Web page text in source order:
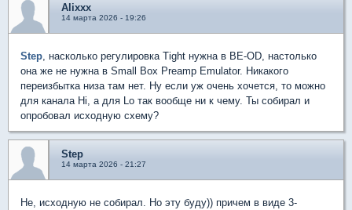
Alixxx
14 марта 2026 - 19:26
Step , насколько регулировка Tight нужна в BE-OD, настолько
она же не нужна в Small Box Preamp Emulator. Никакого
переизбытка низа там нет. Ну если уж очень хочется, то можно
для канала Hi, а для Lo так вообще ни к чему. Ты собирал и
опробовал исходную схему?
Step
14 марта 2026 - 21:27
Не, исходную не собирал. Но эту буду)) причем в виде 3-